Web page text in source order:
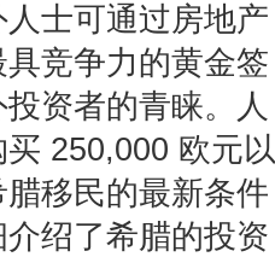
士可通过房地产
竞争力的黄金签
资者的青睐。人
250,000 欧元以
移民的最新条件
绍了希腊的投资